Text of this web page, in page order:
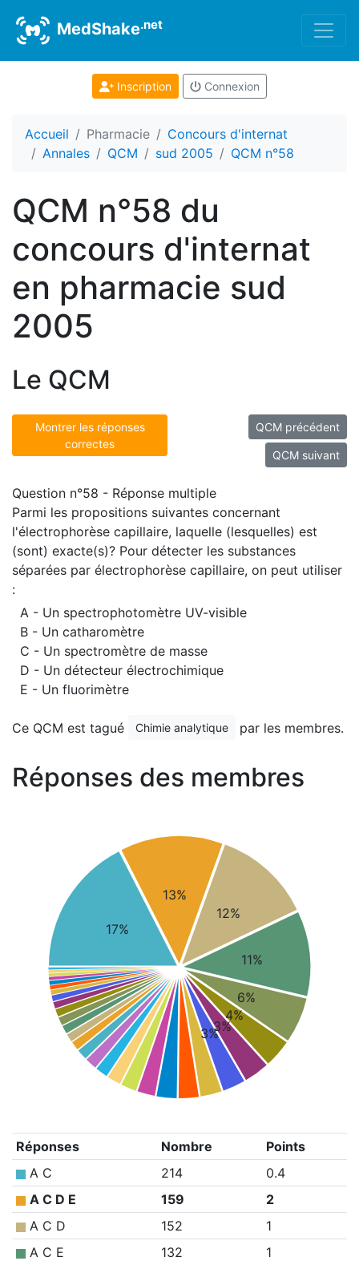
MedShake.net
Inscription Connexion
Accueil Pharmacie
Concours d'internat
Annales
QCM sud 2005 QCM n°58
QCM n°58 du
concours d'internat
en pharmacie sud
2005
Le QCM
Montrer les réponses
correctes
QCM précédent
QCM suivant
Question n°58 - Réponse multiple
Parmi les propositions suivantes concernant
l'électrophorèse capillaire, laquelle (lesquelles) est
(sont) exacte(s)? Pour détecter les substances
séparées par électrophorèse capillaire, on peut utiliser
:
A - Un spectrophotomètre UV-visible
B - Un catharomètre
C - Un spectromètre de masse
D - Un détecteur électrochimique
E - Un fluorimètre
Ce QCM est tagué Chimie analytique par les membres.
Réponses des membres
17%
13%
12%
11%
6%
4%
3%
3%
Réponses Nombre
Points
A C
214
0.4
A C D E
159
2
A C D
152
1
A C E
132
1